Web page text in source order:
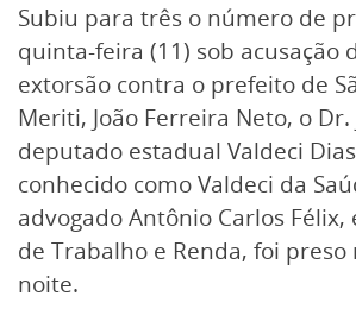
Subiu para três o número de
quinta-feira (11) sob acusação
extorsão contra o prefeito de
Meriti, João Ferreira Neto, o Dr.
deputado estadual Valdeci
conhecido como Valdeci da
advogado Antônio Carlos Félix,
de Trabalho e Renda, foi preso
noite.